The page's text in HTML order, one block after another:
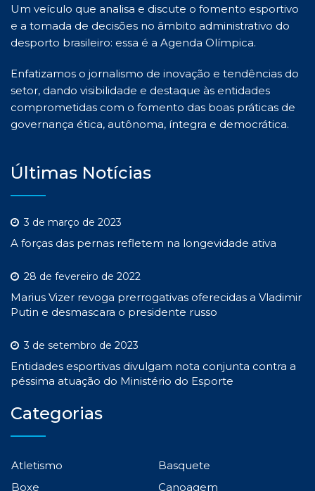
Um veículo que analisa e discute o fomento esportivo
e a tomada de decisões no âmbito administrativo do
desporto brasileiro: essa é a Agenda Olímpica.
Enfatizamos o jornalismo de inovação e tendências do
setor, dando visibilidade e destaque às entidades
comprometidas com o fomento das boas práticas de
governança ética, autônoma, íntegra e democrática.
Últimas Notícias
3 de março de 2023
A forças das pernas refletem na longevidade ativa
28 de fevereiro de 2022
Marius Vizer revoga prerrogativas oferecidas a Vladimir
Putin e desmascara o presidente russo
3 de setembro de 2023
Entidades esportivas divulgam nota conjunta contra a
péssima atuação do Ministério do Esporte
Categorias
Atletismo
Basquete
Boxe
Canoagem